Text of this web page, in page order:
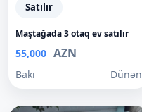
Satılır
Maştağada 3 otaq ev satılır
55,000 AZN
Bakı Dünən